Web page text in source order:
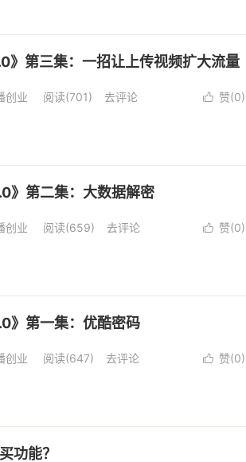
》第三集：一招让上传视频扩大流量
 赞(0)
创业 阅读(701) 去评论
》第二集：大数据解密
 赞(0)
创业 阅读(659) 去评论
》第一集：优酷密码
 赞(0)
创业 阅读(647) 去评论
功能？